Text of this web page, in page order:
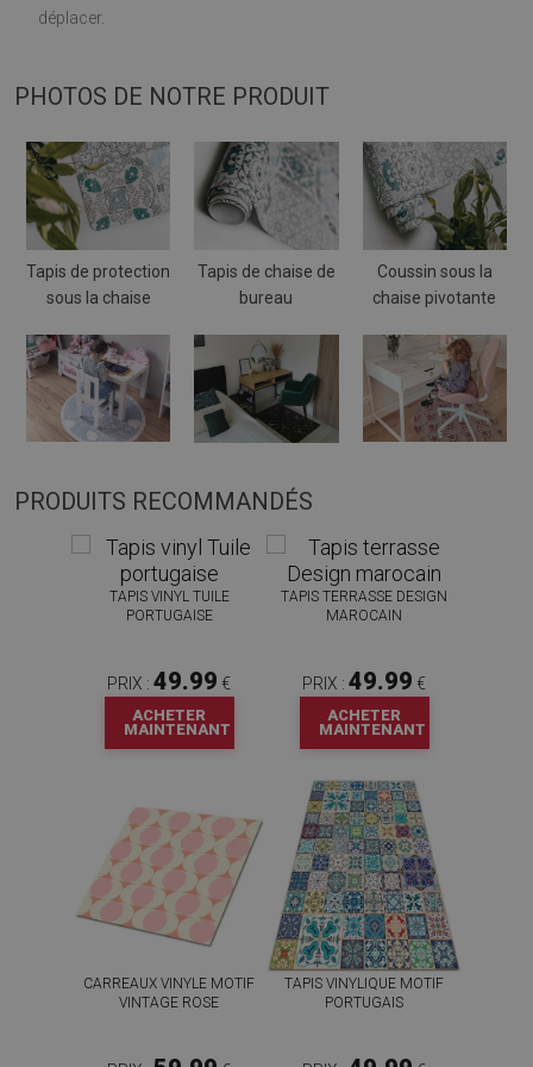
déplacer.
PHOTOS DE NOTRE PRODUIT
Tapis de protection
sous la chaise
Tapis de chaise de
bureau
Coussin sous la
chaise pivotante
PRODUITS RECOMMANDÉS
TAPIS VINYL TUILE
PORTUGAISE
PRIX : 49.99 €
ACHETER
MAINTENANT
TAPIS TERRASSE DESIGN
MAROCAIN
PRIX : 49.99 €
ACHETER
MAINTENANT
CARREAUX VINYLE MOTIF
VINTAGE ROSE
TAPIS VINYLIQUE MOTIF
PORTUGAIS